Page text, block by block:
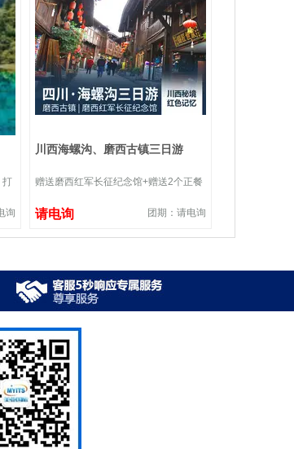
打
询
川西海螺沟、磨西古镇三日游
赠送磨西红军长征纪念馆+赠送2个正餐
请电询 团期：请电询